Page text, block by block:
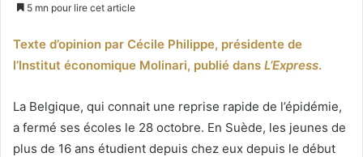
5 mn pour lire cet article
Texte d’opinion par Cécile Philippe, présidente de
l’Institut économique Molinari, publié dans L’Express.
La Belgique, qui connait une reprise rapide de l’épidémie,
a fermé ses écoles le 28 octobre. En Suède, les jeunes de
plus de 16 ans étudient depuis chez eux depuis le début